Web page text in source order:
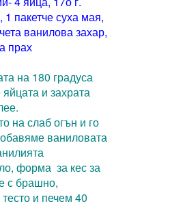
пакетче суха мая,
ванилова захар,
прах
на 180 градуса
и захрата
на слаб огън и го
ваниловата
форма за кес за
с брашно,
и печем 40